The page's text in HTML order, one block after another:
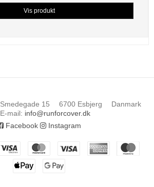
Vis produkt
Smedegade 15 6700 Esbjerg
Danmark
E-mail: info@runforcover.dk
Facebook
Instagram